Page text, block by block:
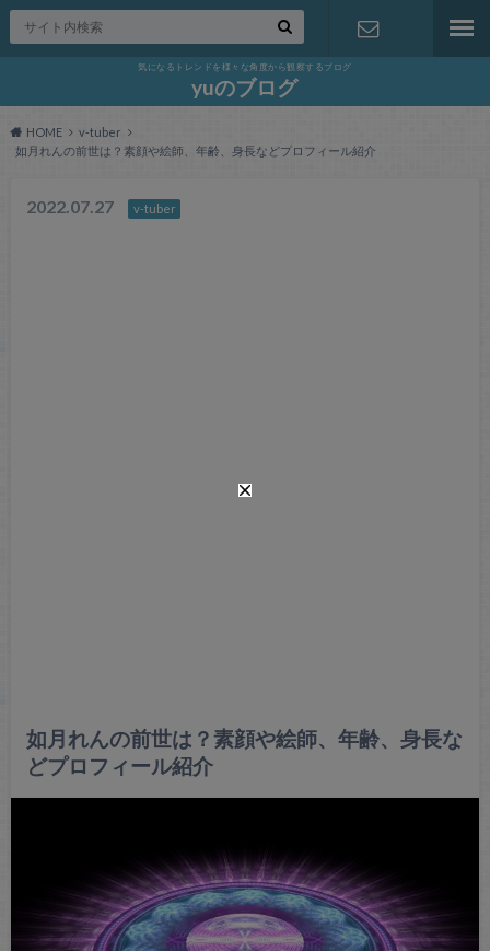
気になるトレンドを様々な角度から観察するブログ
yuのブログ
HOME
v-tuber
如月れんの前世は？素顔や絵師、年齢、身長などプロフィール紹介
2022.07.27 v-tuber
如月れんの前世は？素顔や絵師、年齢、身長な
どプロフィール紹介